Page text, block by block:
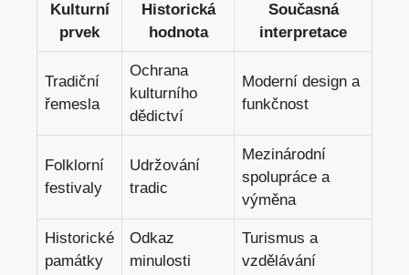
Kulturní
prvek
Historická
hodnota
Současná
interpretace
Tradiční
řemesla
Ochrana
kulturního
dědictví
Moderní design a
funkčnost
Folklorní
festivaly
Udržování
tradic
Mezinárodní
spolupráce a
výměna
Historické
památky
Odkaz
minulosti
Turismus a
vzdělávání